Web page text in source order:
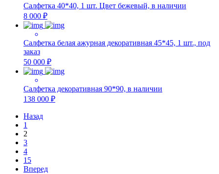
Салфетка 40*40, 1 шт. Цвет бежевый, в наличии
8 000 ₽
Салфетка белая ажурная декоративная 45*45, 1 шт., под
заказ
50 000 ₽
Салфетка декоративная 90*90, в наличии
138 000 ₽
Назад
1
2
3
4
15
Вперед